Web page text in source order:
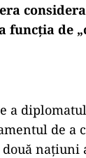
funcția de
a
de a
națiuni